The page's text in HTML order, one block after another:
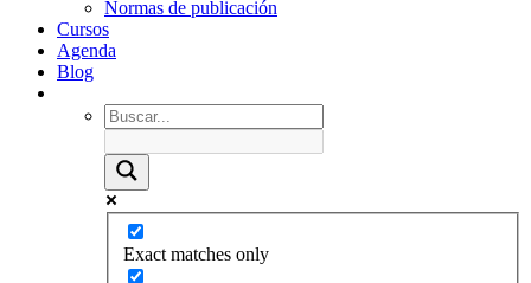
Normas de publicación
Cursos
Agenda
Blog
Exact matches only